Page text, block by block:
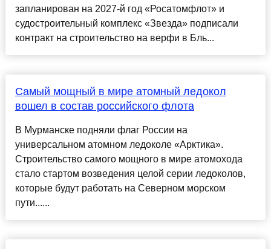
запланирован на 2027-й год «Росатомфлот» и
судостроительный комплекс «Звезда» подписали
контракт на строительство на верфи в Бль...
Самый мощный в мире атомный ледокол
вошел в состав российского флота
В Мурманске подняли флаг России на
универсальном атомном ледоколе «Арктика».
Строительство самого мощного в мире атомохода
стало стартом возведения целой серии ледоколов,
которые будут работать на Северном морском
пути......